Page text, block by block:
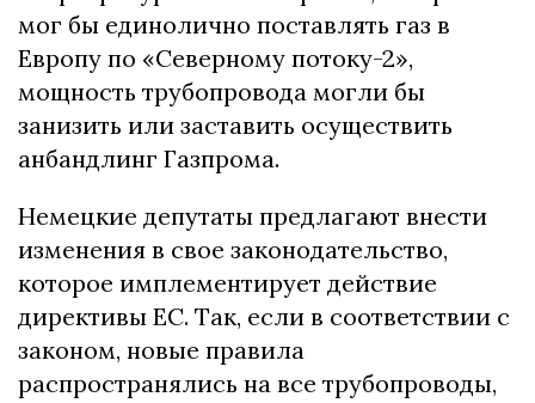
мог бы единолично поставлять газ в
Европу по «Северному потоку-2»,
мощность трубопровода могли бы
занизить или заставить осуществить
анбандлинг Газпрома.
Немецкие депутаты предлагают внести
изменения в свое законодательство,
которое имплементирует действие
директивы ЕС. Так, если в соответствии с
законом, новые правила
распространялись на все трубопроводы,